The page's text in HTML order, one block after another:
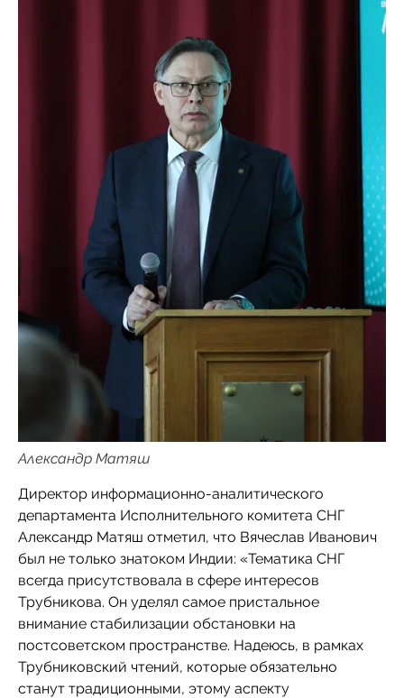
Александр Матяш
Директор информационно-аналитического
департамента Исполнительного комитета СНГ
Александр Матяш отметил, что Вячеслав Иванович
был не только знатоком Индии: «Тематика СНГ
всегда присутствовала в сфере интересов
Трубникова. Он уделял самое пристальное
внимание стабилизации обстановки на
постсоветском пространстве. Надеюсь, в рамках
Трубниковский чтений, которые обязательно
станут традиционными, этому аспекту